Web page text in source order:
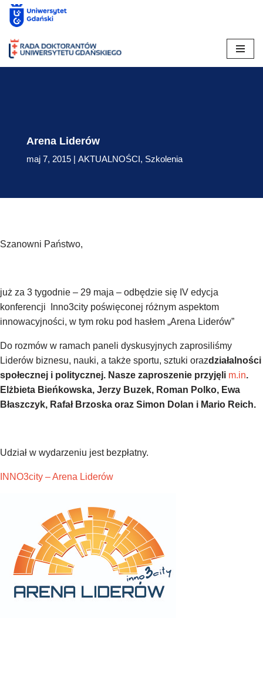
to
content
Arena Liderów
maj 7, 2015| AKTUALNOŚCI, Szkolenia
Szanowni Państwo,
już za 3 tygodnie – 29 maja – odbędzie się IV edycja
konferencji Inno3city poświęconej różnym aspektom
innowacyjności, w tym roku pod hasłem „Arena Liderów”
Do rozmów w ramach paneli dyskusyjnych zaprosiliśmy
Liderów biznesu, nauki, a także sportu, sztuki orazdziałalności
społecznej i politycznej. Nasze zaproszenie przyjęli m.in.
Elżbieta Bieńkowska, Jerzy Buzek, Roman Polko, Ewa
Błaszczyk, Rafał Brzoska oraz Simon Dolan i Mario Reich.
Udział w wydarzeniu jest bezpłatny.
INNO3city – Arena Liderów